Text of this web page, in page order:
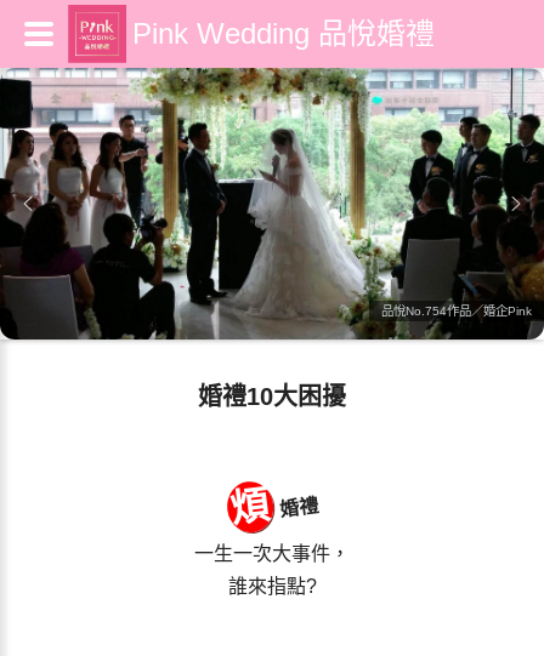
品悅No.754作品／婚企Pink
婚禮10大困擾
煩 婚禮
一生一次大事件，
誰來指點?
Pink Wedding 品悅婚禮